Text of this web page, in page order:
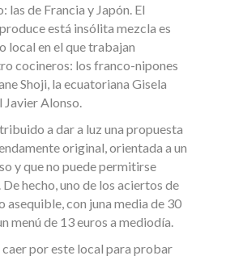
las de Francia y Japón. El
está insólita mezcla es
local en el que trabajan
cocineros: los franco-nipones
Shoji, la ecuatoriana Gisela
Alonso.
a dar a luz una propuesta
original, orientada a un
y que no puede permitirse
hecho, uno de los aciertos de
asequible, con juna media de 30
menú de 13 euros a mediodía.
caer por este local para probar